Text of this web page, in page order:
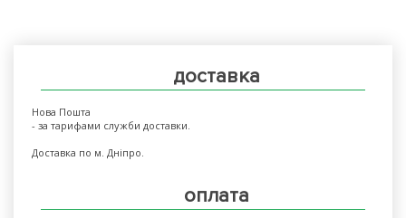
доставка
Нова Пошта
- за тарифами служби доставки.
Доставка по м. Дніпро.
оплата